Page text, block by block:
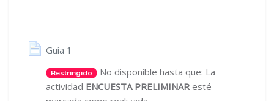
Guía 1
Restringido
No disponible hasta que: La
actividad ENCUESTA PRELIMINAR esté